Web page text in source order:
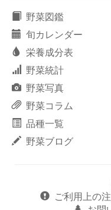
野菜図鑑
旬カレンダー
栄養成分表
野菜統計
野菜写真
野菜コラム
品種一覧
野菜ブログ
ご利用上の